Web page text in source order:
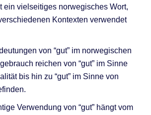
ein vielseitiges norwegisches Wort,
Kontexten verwendet
von “gut” im norwegischen
reichen von “gut” im Sinne
bis hin zu “gut” im Sinne von
Verwendung von “gut” hängt vom